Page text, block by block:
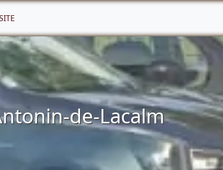
de-Lacalm